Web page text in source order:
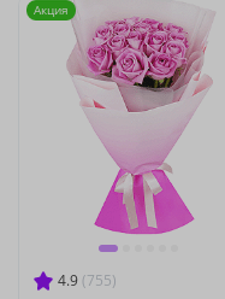
4.9 (755)
Акция